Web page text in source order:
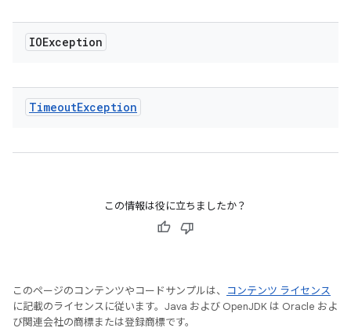
IOException
TimeoutException
この情報は役に立ちましたか？
このページのコンテンツやコードサンプルは、
コンテンツ ライセンス
に記載のライセンスに従います。Java および OpenJDK は Oracle およ
び関連会社の商標または登録商標です。